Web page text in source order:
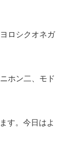
ロシクオネガ
ホン二、モド
す。今日はよ